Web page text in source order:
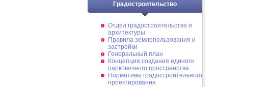
Градостроительство
Отдел градостроительства и
архитектуры
Правила землепользования и
застройки
Генеральный план
Концепция создания единого
парковочного пространства
Нормативы градостроительного
проектирования